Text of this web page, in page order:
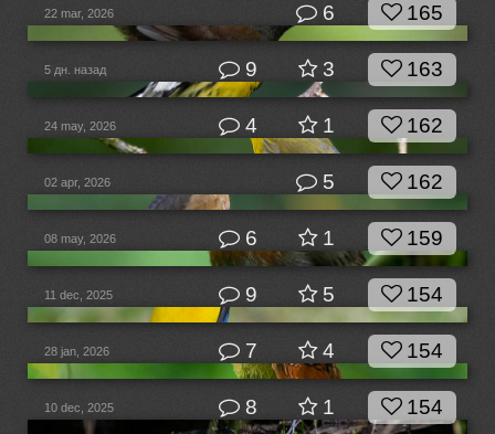
22 mar, 2026 6 165
5 дн. назад 9 3 163
24 may, 2026 4 1 162
02 apr, 2026 5 162
08 may, 2026 6 1 159
11 dec, 2025 9 5 154
28 jan, 2026 7 4 154
10 dec, 2025 8 1 154